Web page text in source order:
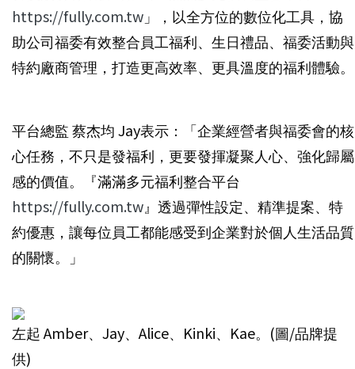
https://fully.com.tw 」，以全方位的數位化工具，協
助公司福委有效整合員工福利、生日禮品、福委活動與
特約廠商管理，打造更高效率、更具溫度的福利體驗。
平台總監 蔡杰均 Jay表示：「企業經營者與福委會的核
心任務，不只是發福利，更要發揮凝聚人心、強化歸屬
感的價值。『滿滿多元福利整合平台
https://fully.com.tw』透過彈性設定、精準提案、特
約優惠，讓每位員工都能感受到企業對於個人生活品質
的關懷。」
左起 Amber、Jay、Alice、Kinki、Kae。(圖/品牌提
供)